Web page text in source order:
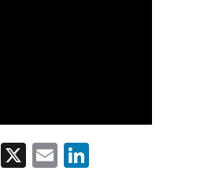
Facebook
X Email